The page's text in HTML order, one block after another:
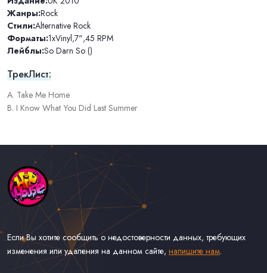
Жанры:Rock
Стили:Alternative Rock
Форматы:1xVinyl,7",45 RPM
Лейблы:So Darn So ()
ТрекЛист:
A. Take Me Home
B. I Know What You Did Last Summer
Если Вы хотите сообщить о недостоверности данных, требующих
изменения или удаления на данном сайте, напишите нам.